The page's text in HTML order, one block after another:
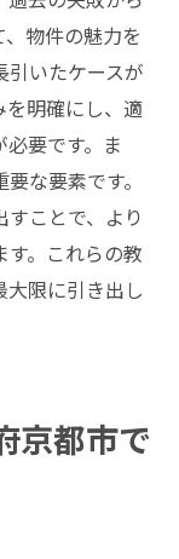
物件の魅力を
引いたケースが
を明確にし、適
要です。ま
な要素です。
ことで、より
。これらの教
限に引き出し
京都市で